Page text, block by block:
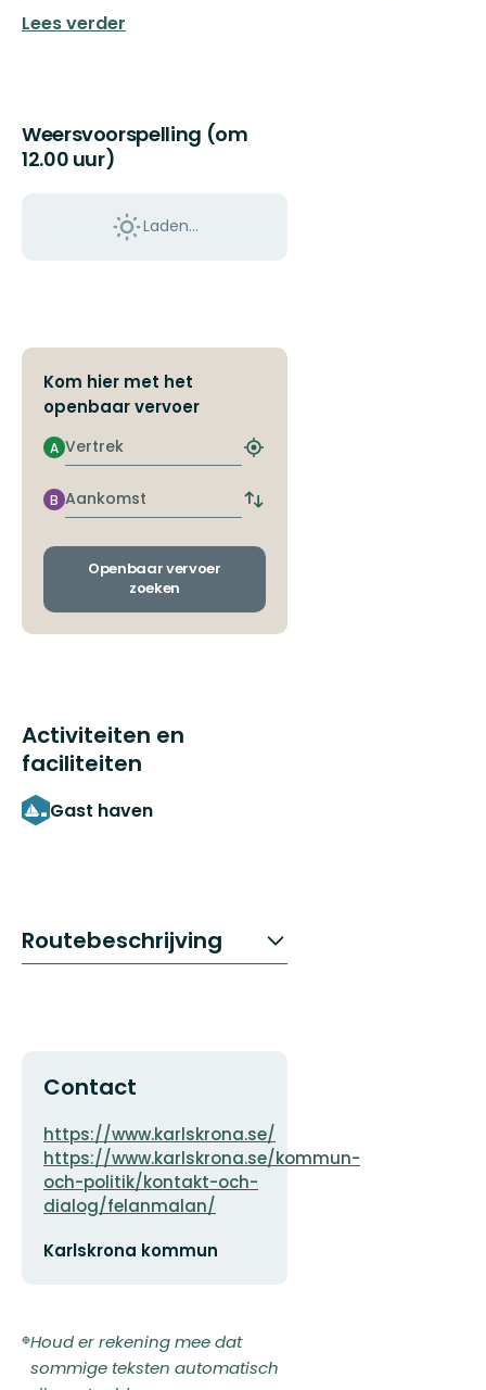
Lees verder
Weersvoorspelling (om
12.00 uur)
Laden…
Kom hier met het
openbaar vervoer
Vertrek
A
Zoek
dichtstbijzijnde
halte
Aankomst
B
Wissel
en
Openbaar vervoer
zoeken
Activiteiten en
faciliteiten
Gast haven
Routebeschrijving
Contact
Adres
https://www.karlskrona.se/
https://www.karlskrona.se/kommun-
och-politik/kontakt-och-
dialog/felanmalan/
mailadres
Karlskrona kommun
Houd er rekening mee dat
sommige teksten automatisch